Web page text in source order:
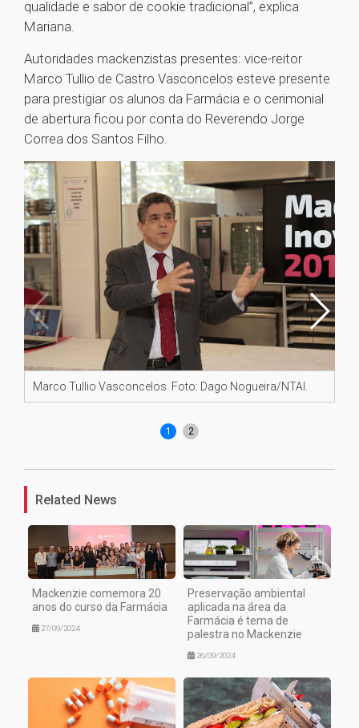
qualidade e sabor de cookie tradicional”, explica
Mariana.
Autoridades mackenzistas presentes: vice-reitor
Marco Tullio de Castro Vasconcelos esteve presente
para prestigiar os alunos da Farmácia e o cerimonial
de abertura ficou por conta do Reverendo Jorge
Correa dos Santos Filho.
Marco Tullio Vasconcelos. Foto: Dago Nogueira/NTAI.
1 2
Related News
Mackenzie comemora 20
anos do curso da Farmácia
27/09/2024
Preservação ambiental
aplicada na área da
Farmácia é tema de
palestra no Mackenzie
26/09/2024